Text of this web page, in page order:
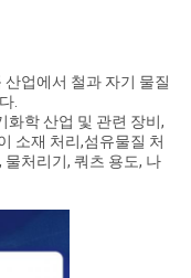
업에서 철과 자기 물질
.
화학 산업 및 관련 장비,
소재 처리,섬유물질 처
처리기, 쿼츠 용도, 나